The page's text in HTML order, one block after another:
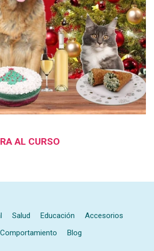
AL CURSO
Salud Educación
Accesorios
Comportamiento
Blog